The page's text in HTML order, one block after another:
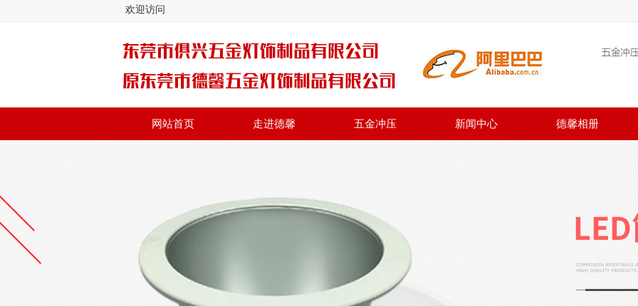
欢迎访问
网站首页 走进德馨 五金冲压 新闻中心 德馨相册